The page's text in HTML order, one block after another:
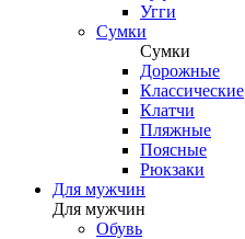
Угги
Сумки
Сумки
Дорожные
Классические
Клатчи
Пляжные
Поясные
Рюкзаки
Для мужчин
Для мужчин
Обувь